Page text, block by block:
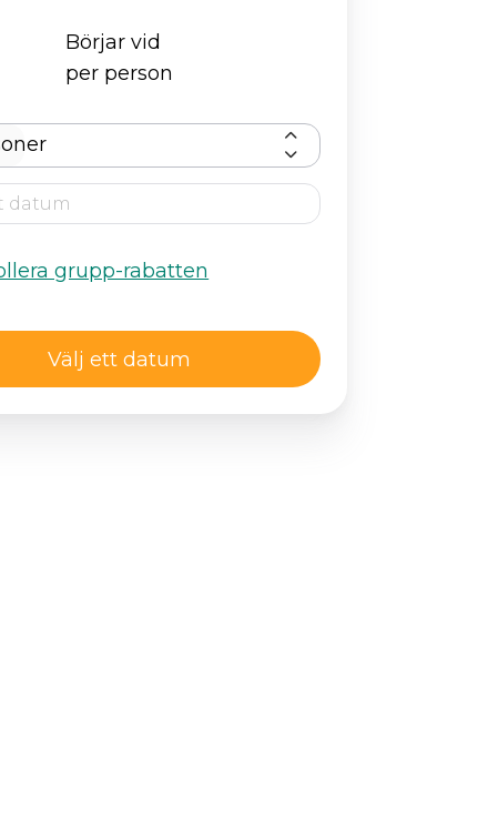
Börjar vid
per person
grupp-rabatten
Välj ett datum